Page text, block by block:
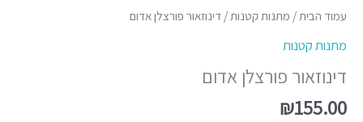
עמוד הבית/ מתנות קטנות/ דינוזאור פורצלן אדום
מתנות קטנות
דינוזאור פורצלן אדום
₪155.00
דינוזאור
אדום